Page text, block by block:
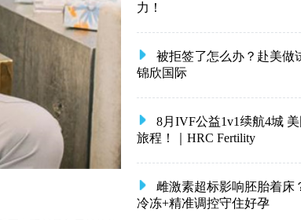
力！
被拒签了怎么办？赴美做
锦欣国际
8月IVF公益1v1续航4城
旅程！｜HRC Fertility
雌激素超标影响胚胎着床
冷冻+精准调控守住好孕